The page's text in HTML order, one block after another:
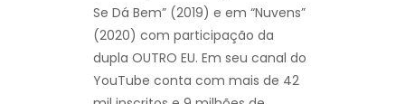
Se Dá Bem” (2019) e em “Nuvens”
(2020) com participação da
dupla OUTRO EU. Em seu canal do
YouTube conta com mais de 42